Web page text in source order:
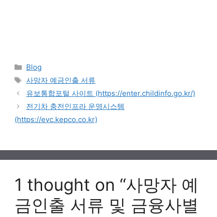
Categories
Blog
Tags
사망자 예금인출 서류
유보통합포털 사이트 (https://enter.childinfo.go.kr/)
전기차 충전인프라 운영시스템
(https://evc.kepco.co.kr)
1 thought on “사망자 예
금인출 서류 및 금융사별